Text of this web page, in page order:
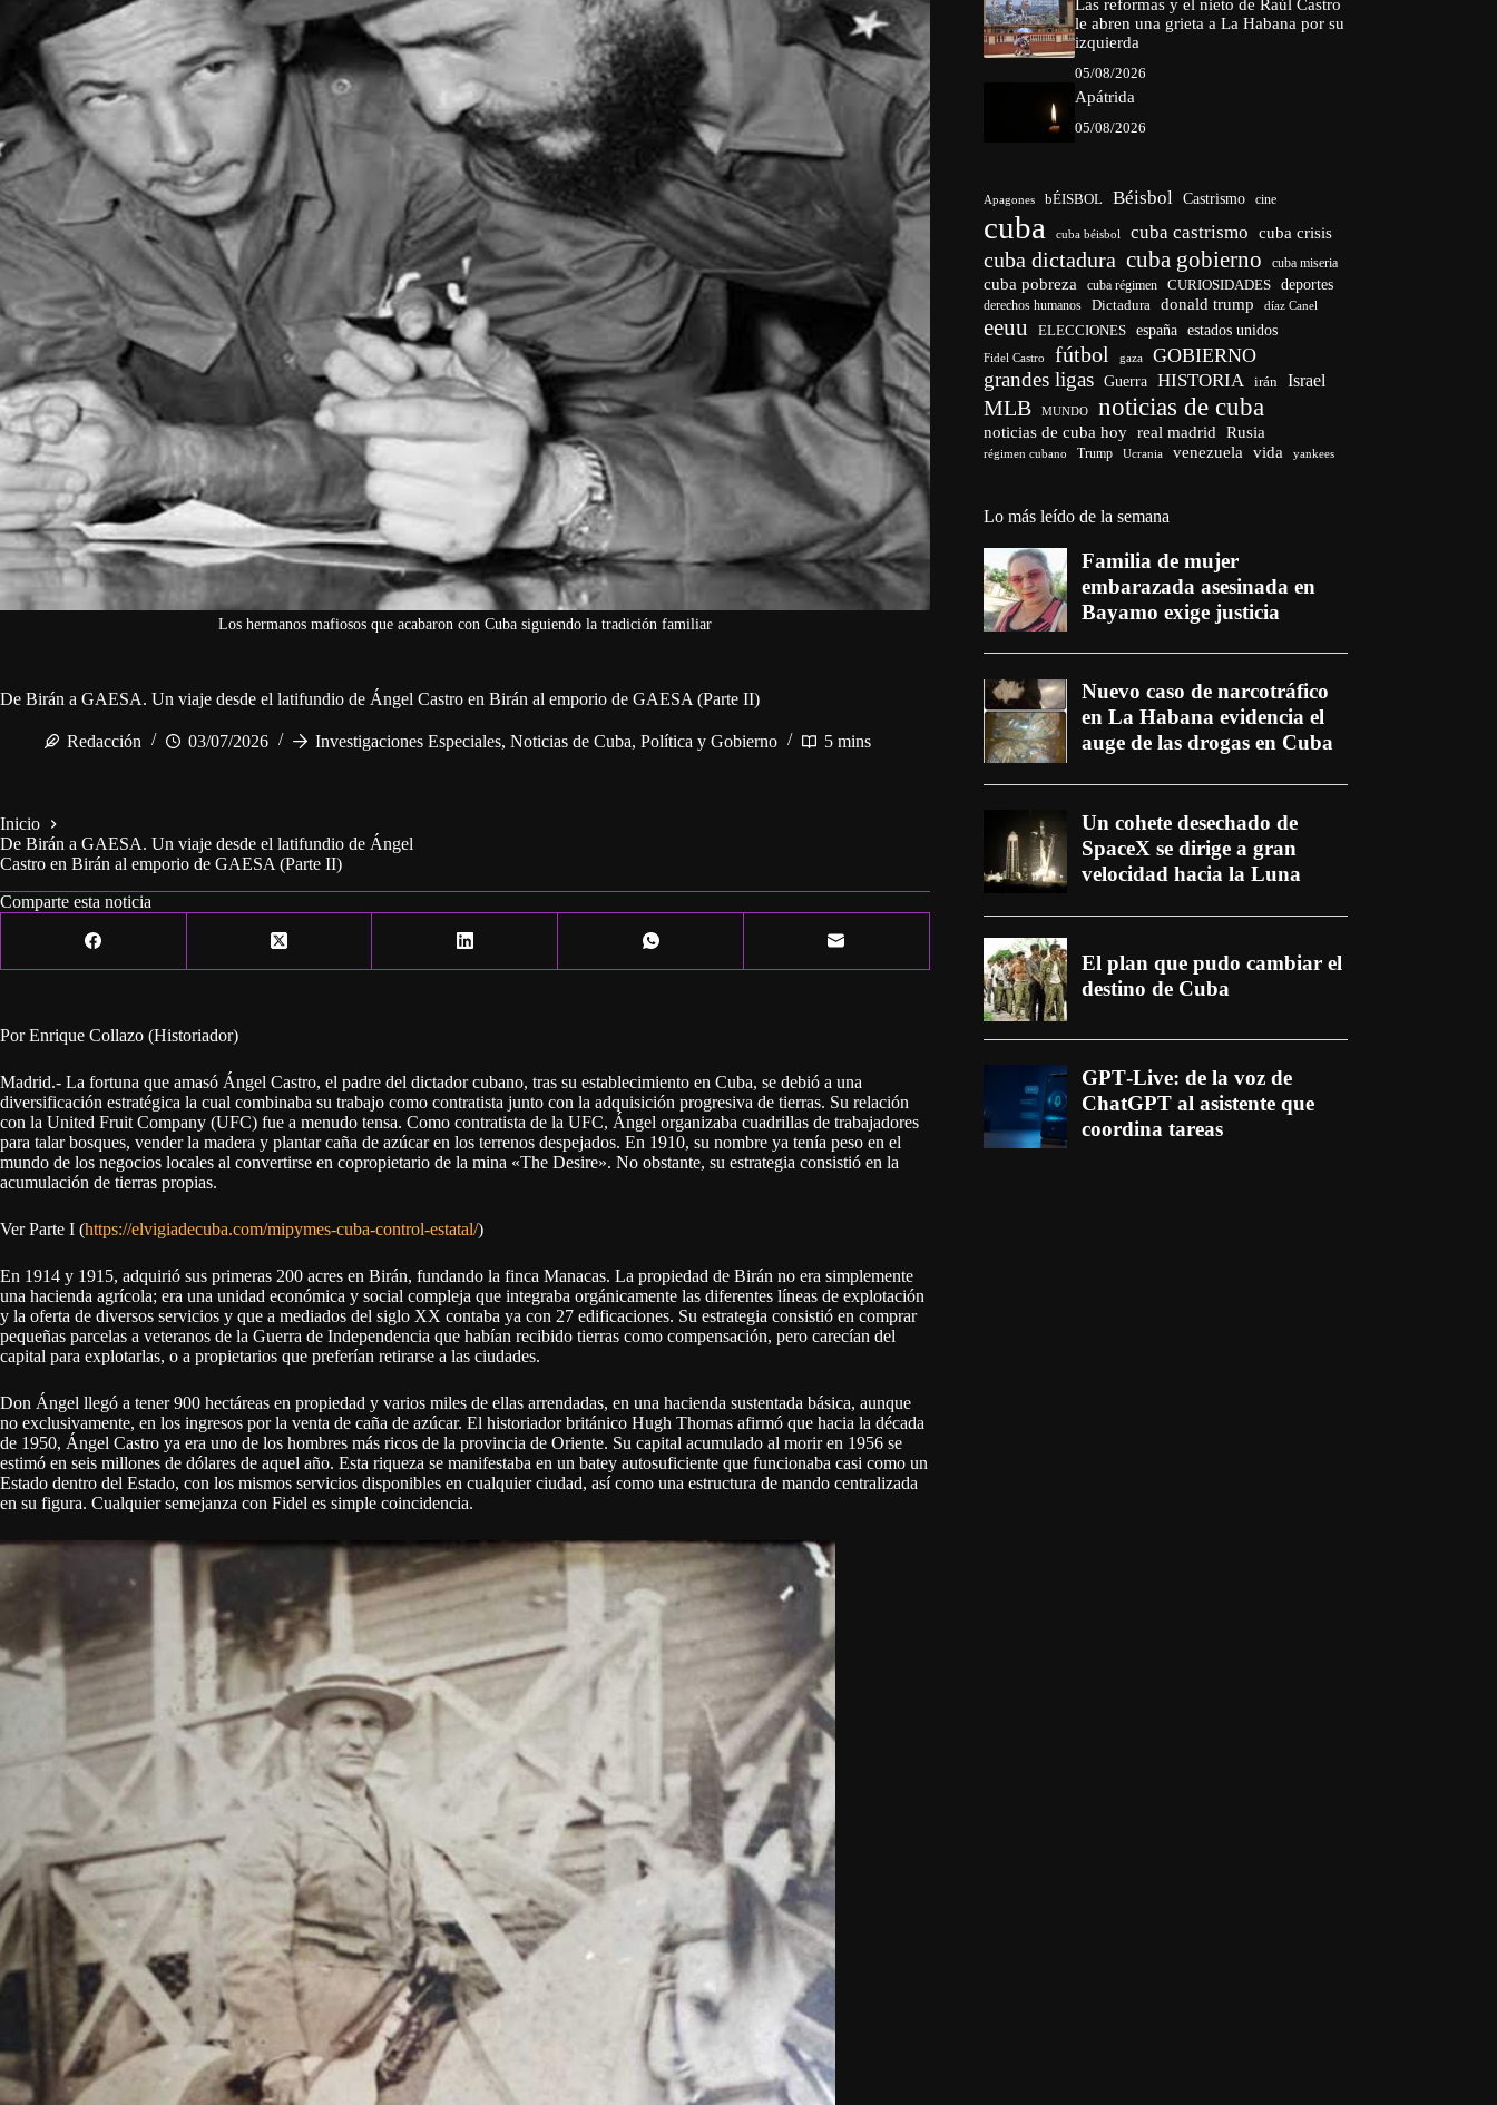
Los hermanos mafiosos que acabaron con Cuba siguiendo la tradición familiar
De Birán a GAESA. Un viaje desde el latifundio de Ángel Castro en Birán al emporio de GAESA (Parte II)
Redacción 03/07/2026 Investigaciones Especiales, Noticias de Cuba, Política y Gobierno 5 mins
Inicio
De Birán a GAESA. Un viaje desde el latifundio de Ángel
Castro en Birán al emporio de GAESA (Parte II)
Comparte esta noticia
Por Enrique Collazo (Historiador)
Madrid.- La fortuna que amasó Ángel Castro, el padre del dictador cubano, tras su establecimiento en Cuba, se debió a una
diversificación estratégica la cual combinaba su trabajo como contratista junto con la adquisición progresiva de tierras. Su relación
con la United Fruit Company (UFC) fue a menudo tensa. Como contratista de la UFC, Ángel organizaba cuadrillas de trabajadores
para talar bosques, vender la madera y plantar caña de azúcar en los terrenos despejados. En 1910, su nombre ya tenía peso en el
mundo de los negocios locales al convertirse en copropietario de la mina «The Desire». No obstante, su estrategia consistió en la
acumulación de tierras propias.
Ver Parte I (https://elvigiadecuba.com/mipymes-cuba-control-estatal/)
En 1914 y 1915, adquirió sus primeras 200 acres en Birán, fundando la finca Manacas. La propiedad de Birán no era simplemente
una hacienda agrícola; era una unidad económica y social compleja que integraba orgánicamente las diferentes líneas de explotación
y la oferta de diversos servicios y que a mediados del siglo XX contaba ya con 27 edificaciones. Su estrategia consistió en comprar
pequeñas parcelas a veteranos de la Guerra de Independencia que habían recibido tierras como compensación, pero carecían del
capital para explotarlas, o a propietarios que preferían retirarse a las ciudades.
Don Ángel llegó a tener 900 hectáreas en propiedad y varios miles de ellas arrendadas, en una hacienda sustentada básica, aunque
no exclusivamente, en los ingresos por la venta de caña de azúcar. El historiador británico Hugh Thomas afirmó que hacia la década
de 1950, Ángel Castro ya era uno de los hombres más ricos de la provincia de Oriente. Su capital acumulado al morir en 1956 se
estimó en seis millones de dólares de aquel año. Esta riqueza se manifestaba en un batey autosuficiente que funcionaba casi como un
Estado dentro del Estado, con los mismos servicios disponibles en cualquier ciudad, así como una estructura de mando centralizada
en su figura. Cualquier semejanza con Fidel es simple coincidencia.
Las reformas y el nieto de Raúl Castro
le abren una grieta a La Habana por su
izquierda
05/08/2026
Apátrida
05/08/2026
Apagones bÉISBOL Béisbol Castrismo cine
cuba cuba béisbol cuba castrismo cuba crisis
cuba dictadura cuba gobierno cuba miseria
cuba pobreza cuba régimen CURIOSIDADES deportes
derechos humanos Dictadura donald trump díaz Canel
eeuu ELECCIONES españa estados unidos
Fidel Castro fútbol gaza GOBIERNO
grandes ligas Guerra HISTORIA irán Israel
MLB MUNDO noticias de cuba
noticias de cuba hoy real madrid Rusia
régimen cubano Trump Ucrania venezuela vida yankees
Lo más leído de la semana